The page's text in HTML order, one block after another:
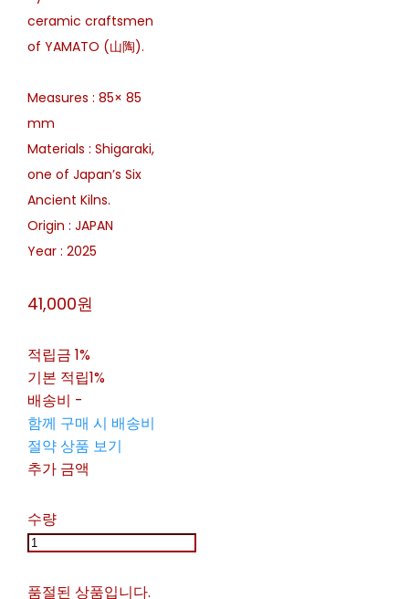
ceramic craftsmen
of YAMATO (山陶).
Measures : 85× 85
mm
Materials : Shigaraki,
one of Japan’s Six
Ancient Kilns.
Origin : JAPAN
Year : 2025
41,000원
적립금 1%
기본 적립1%
배송비 -
함께 구매 시 배송비
절약 상품 보기
추가 금액
수량
품절된 상품입니다.